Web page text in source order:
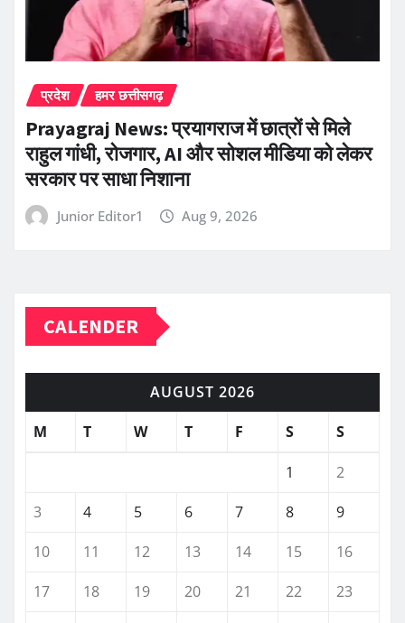
प्रदेश हमर छत्तीसगढ़
Prayagraj News: प्रयागराज में छात्रों से मिले
राहुल गांधी, रोजगार, AI और सोशल मीडिया को लेकर
सरकार पर साधा निशाना
Junior Editor1 Aug 9, 2026
CALENDER
AUGUST 2026
M
T W T F S S
1
2
3
4 5 6 7 8
9
10
11 12 13 14 15
16
17
18 19 20 21 22
23